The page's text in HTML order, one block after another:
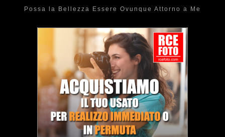
Possa la Bellezza Essere Ovunque Attorno a Me